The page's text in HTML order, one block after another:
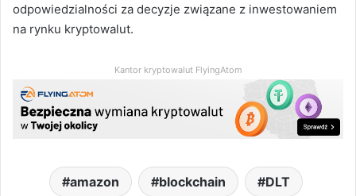
odpowiedzialności za decyzje związane z inwestowaniem
na rynku kryptowalut.
Kantor kryptowalut FlyingAtom
amazon blockchain DLT